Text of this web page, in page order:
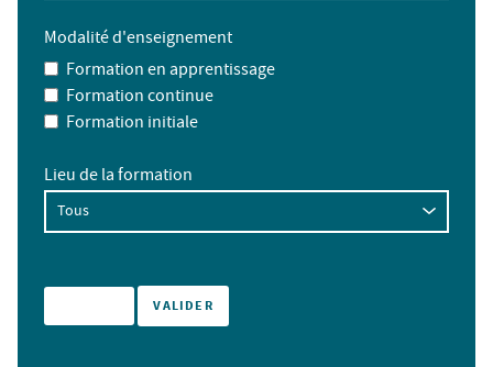
Modalité d'enseignement
Formation en apprentissage
Formation continue
Formation initiale
Lieu de la formation